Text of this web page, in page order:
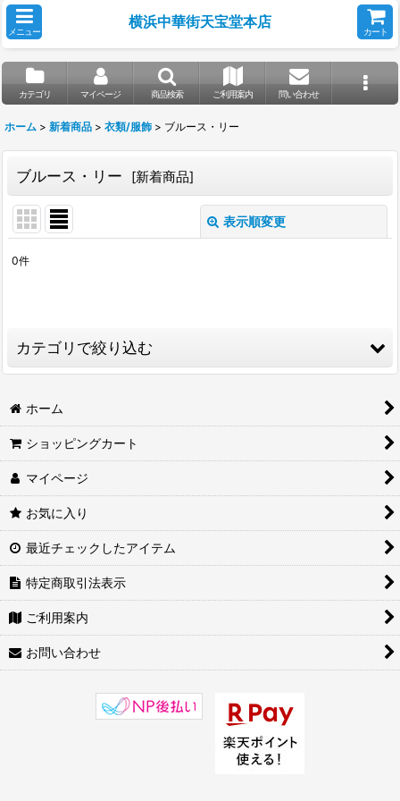
メニュー
横浜中華街天宝堂本店
カート
カテゴリ マイページ 商品検索 ご利用案内 問い合わせ
ホーム > 新着商品 > 衣類/服飾 > ブルース・リー
ブルース・リー [新着商品]
表示順変更
絞り込む
0件
カテゴリで絞り込む
衣類/服飾 (全商品)
シューズ
太極拳/カンフースーツ・チャンパオ
太極拳/カンフーパンツ
太極拳/カンフーシャツ ジャケット
Tシャツ
ブルース・リー
その他
ホーム
ショッピングカート
マイページ
お気に入り
最近チェックしたアイテム
特定商取引法表示
ご利用案内
お問い合わせ